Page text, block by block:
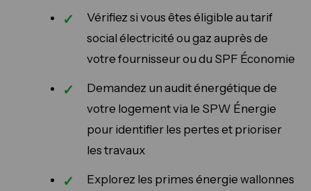
Vérifiez si vous êtes éligible au tarif
social électricité ou gaz auprès de
votre fournisseur ou du SPF Économie
Demandez un audit énergétique de
votre logement via le SPW Énergie
pour identifier les pertes et prioriser
les travaux
Explorez les primes énergie wallonnes